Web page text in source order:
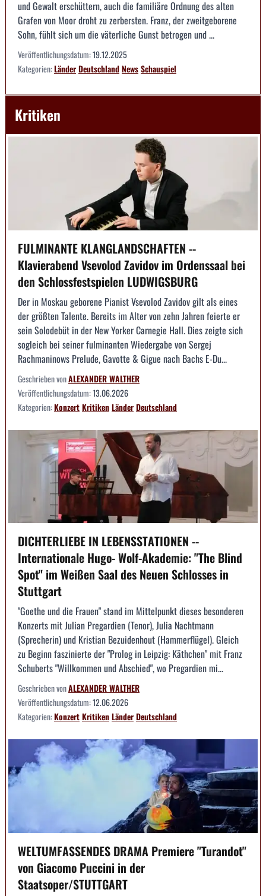
und Gewalt erschüttern, auch die familiäre Ordnung des alten
Grafen von Moor droht zu zerbersten. Franz, der zweitgeborene
Sohn, fühlt sich um die väterliche Gunst betrogen und ...
Veröffentlichungsdatum:19.12.2025
Kategorien:LänderDeutschlandNewsSchauspiel
Kritiken
FULMINANTE KLANGLANDSCHAFTEN --
Klavierabend Vsevolod Zavidov im Ordenssaal bei
den Schlossfestspielen LUDWIGSBURG
Der in Moskau geborene Pianist Vsevolod Zavidov gilt als eines
der größten Talente. Bereits im Alter von zehn Jahren feierte er
sein Solodebüt in der New Yorker Carnegie Hall. Dies zeigte sich
sogleich bei seiner fulminanten Wiedergabe von Sergej
Rachmaninows Prelude, Gavotte & Gigue nach Bachs E-Du...
Geschrieben vonALEXANDER WALTHER
Veröffentlichungsdatum:13.06.2026
Kategorien:KonzertKritikenLänderDeutschland
DICHTERLIEBE IN LEBENSSTATIONEN --
Internationale Hugo- Wolf-Akademie: "The Blind
Spot" im Weißen Saal des Neuen Schlosses in
Stuttgart
"Goethe und die Frauen" stand im Mittelpunkt dieses besonderen
Konzerts mit Julian Pregardien (Tenor), Julia Nachtmann
(Sprecherin) und Kristian Bezuidenhout (Hammerflügel). Gleich
zu Beginn faszinierte der "Prolog in Leipzig: Käthchen" mit Franz
Schuberts "Willkommen und Abschied", wo Pregardien mi...
Geschrieben vonALEXANDER WALTHER
Veröffentlichungsdatum:12.06.2026
Kategorien:KonzertKritikenLänderDeutschland
WELTUMFASSENDES DRAMA Premiere "Turandot"
von Giacomo Puccini in der
Staatsoper/STUTTGART